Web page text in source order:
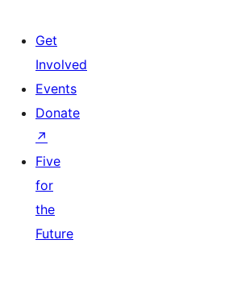
Get
Involved
Events
Donate
↗
Five
for
the
Future